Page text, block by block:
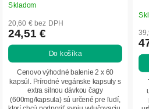
Priemerné
hodnotenie
produktu
je
5,0
5
hviezdičiek.
Skladom
20,60 € bez DPH
24,51 €
Do košíka
Cenovo výhodné balenie 2 x 60
kapsúl. Prírodné vegánske kapsuly s
extra silnou dávkou čagy
(600mg/kapsula) sú určené pre ľudí,